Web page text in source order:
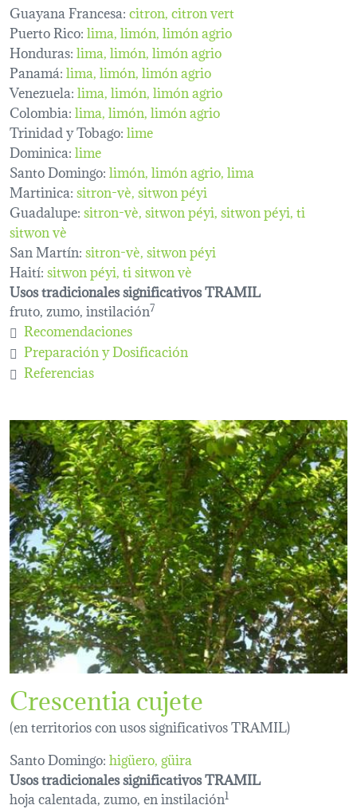
Guayana Francesa:citron citron vert
Puerto Rico:lima limón limón agrio
Honduras:lima limón limón agrio
Panamá:lima limón limón agrio
Venezuela:lima limón limón agrio
Colombia:lima limón limón agrio
Trinidad y Tobago:lime
Dominica:lime
Santo Domingo:limón, limón agrio, lima
Martinica:sitron-vè sitwon péyi
Guadalupe:sitron-vè sitwon péyi sitwon péyi ti
sitwon vè
San Martín:sitron-vè sitwon péyi
Haití:sitwon péyi ti sitwon vè
Usos tradicionales significativos TRAMIL
fruto, zumo, instilación7
Recomendaciones
Preparación y Dosificación
Referencias
Crescentia cujete
(en territorios con usos significativos TRAMIL)
Santo Domingo:higüero, güira
Usos tradicionales significativos TRAMIL
hoja calentada, zumo, en instilación1